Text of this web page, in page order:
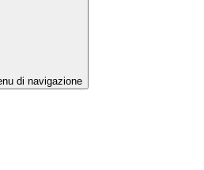
di navigazione